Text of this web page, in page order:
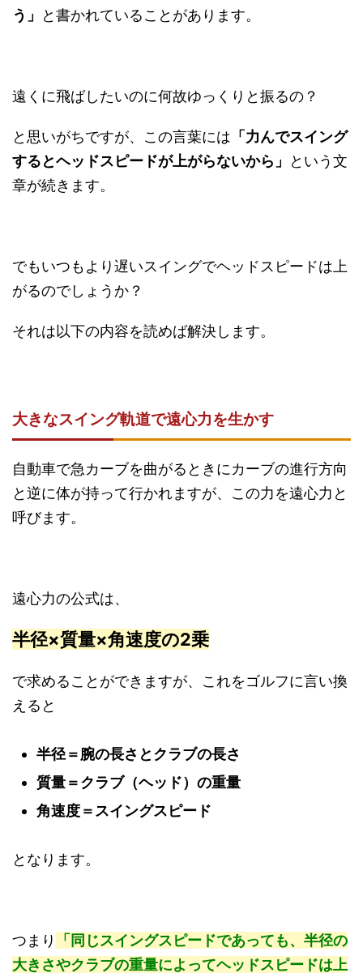
う」
と書かれていることがあります。
遠くに飛ばしたいのに何故ゆっくりと振るの？
と思いがちですが、この言葉には 「力んでスイング
するとヘッドスピードが上がらないから」
という文
章が続きます。
でもいつもより遅いスイングでヘッドスピードは上
がるのでしょうか？
それは以下の内容を読めば解決します。
大きなスイング軌道で遠心力を生かす
自動車で急カーブを曲がるときにカーブの進行方向
と逆に体が持って行かれますが、この力を遠心力と
呼びます。
遠心力の公式は、
半径×質量×角速度の2乗
で求めることができますが、これをゴルフに言い換
えると
半径＝腕の長さとクラブの長さ
質量＝クラブ（ヘッド）の重量
角速度＝スイングスピード
となります。
つまり
「同じスイングスピードであっても、半径の
大きさやクラブの重量によってヘッドスピードは上